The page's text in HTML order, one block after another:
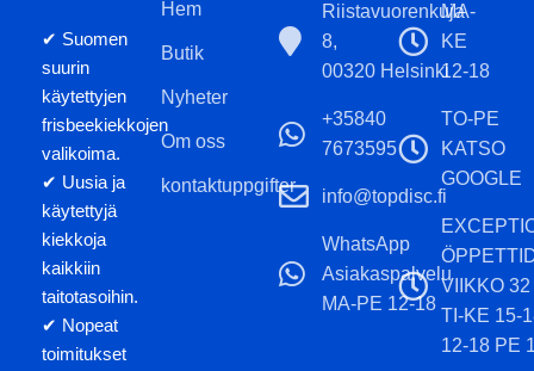
✔ Suomen
suurin
käytettyjen
frisbeekiekkojen
valikoima.
✔ Uusia ja
käytettyjä
kiekkoja
kaikkiin
taitotasoihin.
✔ Nopeat
toimitukset
Hem
Butik
Nyheter
Om oss
kontaktuppgifter
Riistavuorenkuja
8,
00320 Helsinki
+35840
7673595
info@topdisc.fi
WhatsApp
Asiakaspalvelu
MA-PE 12-18
MA-
KE
12-18
TO-PE
KATSO
GOOGLE
VIIKKO 32
TI-KE 15-
12-18 PE